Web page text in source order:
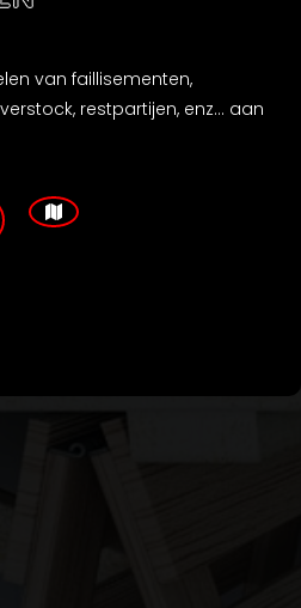
van faillisementen,
restpartijen, enz... aan